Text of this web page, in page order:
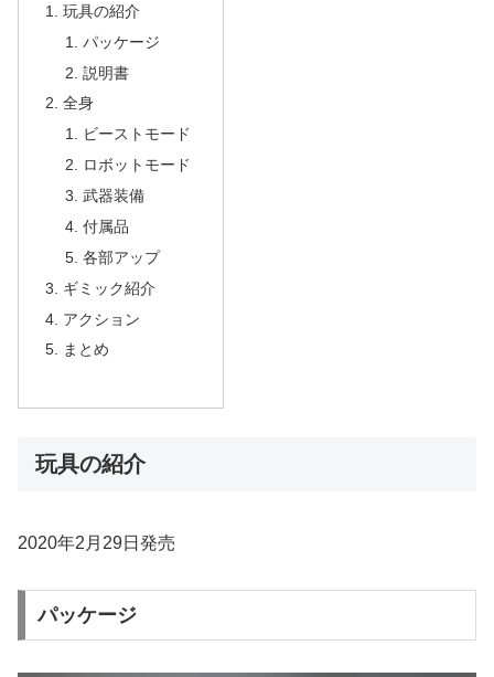
玩具の紹介
パッケージ
説明書
全身
ビーストモード
ロボットモード
武器装備
付属品
各部アップ
ギミック紹介
アクション
まとめ
玩具の紹介
2020年2月29日発売
パッケージ